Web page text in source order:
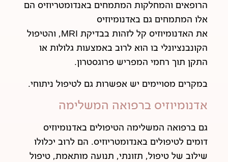
הרופאים והמחלקות המתמחים באנדומטריוזיס הם
אלו המתמחים גם באדנומיוזיס
את האדנומיוזיס קל לזהות בבדיקת MRI, והטיפול
הקונבנציונלי בו הוא לרוב באמצעות גלולות או
התקן תוך רחמי המפריש פרוגסטרון.
במקרים מסויימים יש אפשרות גם לטיפול ניתוחי.
אדנומיוזיס ברפואה המשלימה
גם ברפואה המשלימה הטיפולים באדנומיוזיס
דומים לטיפולים באנדומטריוזיס. הם לרוב יכלולו
שילוב של טיפול, תזונתי, תנועה מותאמת, טיפול